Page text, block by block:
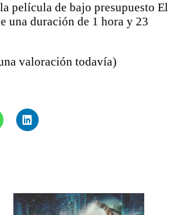
película de bajo presupuesto El
una duración de 1 hora y 23
valoración todavía)